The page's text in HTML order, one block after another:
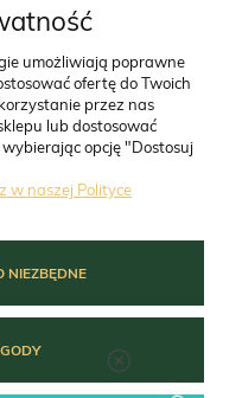
umożliwiają poprawne
ofertę do Twoich
przez nas
lub dostosować
opcję "Dostosuj
w naszej Polityce
NIEZBĘDNE